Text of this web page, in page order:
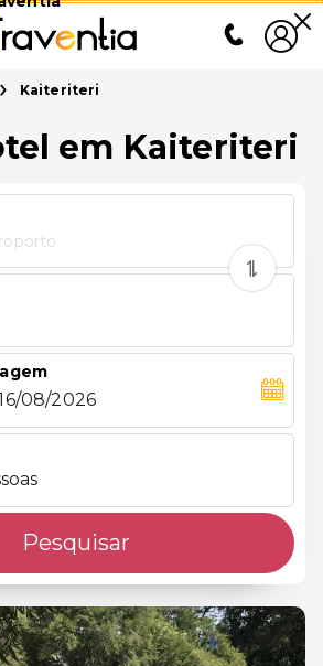
Kaiteriteri
em Kaiteriteri
08/2026
Pesquisar